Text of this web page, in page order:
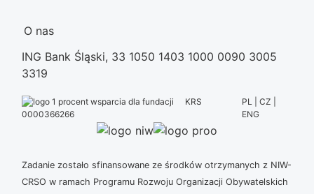
O nas
ING Bank Śląski, 33 1050 1403 1000 0090 3005
3319
KRS
0000366266
PL | CZ |
ENG
Zadanie zostało sfinansowane ze środków otrzymanych z NIW-
CRSO w ramach Programu Rozwoju Organizacji Obywatelskich